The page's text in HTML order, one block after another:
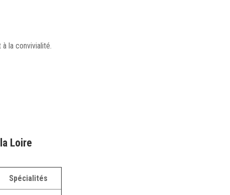
la convivialité.
Loire
Spécialités